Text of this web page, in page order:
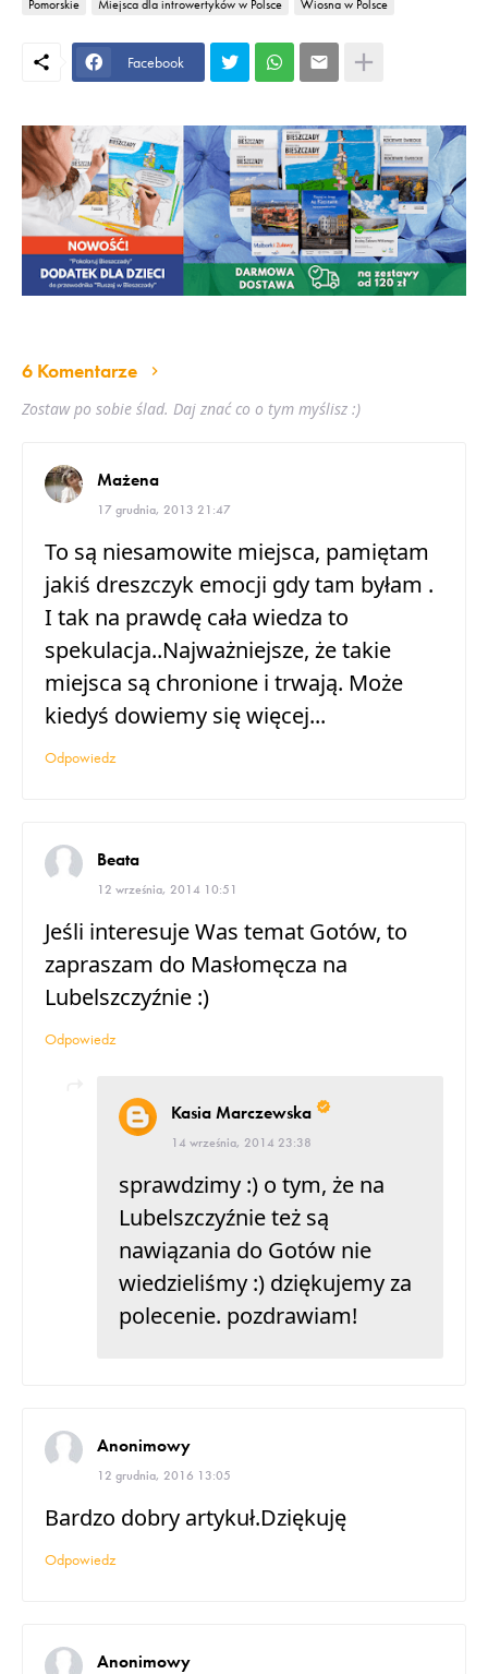
Pomorskie Miejsca dla introwertyków w Polsce Wiosna w Polsce
Facebook
6 Komentarze
Zostaw po sobie ślad. Daj znać co o tym myślisz :)
Mażena
17 grudnia, 2013 21:47
To są niesamowite miejsca, pamiętam
jakiś dreszczyk emocji gdy tam byłam .
I tak na prawdę cała wiedza to
spekulacja..Najważniejsze, że takie
miejsca są chronione i trwają. Może
kiedyś dowiemy się więcej...
Odpowiedz
Beata
12 września, 2014 10:51
Jeśli interesuje Was temat Gotów, to
zapraszam do Masłomęcza na
Lubelszczyźnie :)
Odpowiedz
Kasia Marczewska
14 września, 2014 23:38
sprawdzimy :) o tym, że na
Lubelszczyźnie też są
nawiązania do Gotów nie
wiedzieliśmy :) dziękujemy za
polecenie. pozdrawiam!
Anonimowy
12 grudnia, 2016 13:05
Bardzo dobry artykuł.Dziękuję
Odpowiedz
Anonimowy